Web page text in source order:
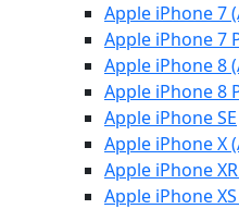
Apple iPhone 7
Apple iPhone 7
Apple iPhone 8
Apple iPhone 8
Apple iPhone SE
Apple iPhone X
Apple iPhone
Apple iPhone